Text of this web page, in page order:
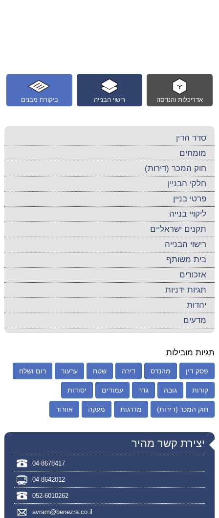
ביקורת מבנים רישוי הבנייה אדריכלות והנדסה
סדר הדין
מומחים
חוק המכר (דירות)
חלקי הבניין
פרטי בניין
ליקויי בנייה
תקנים ישראליים
רישוי הבנייה
בית משותף
אזכורים
תגיות ידניות
יהדות
מדעים
תגיות מובילות
פסק דין מהנדס דירה שטח ערעור רום ושלח
קורות גובה גדר עמודים יסודות
חוק המכר (דירות) מדרגות מעקה אוורור
יצירת קשר מהיר
04-8678417
04-8642012
052-6010262
avram@benezra.co.il